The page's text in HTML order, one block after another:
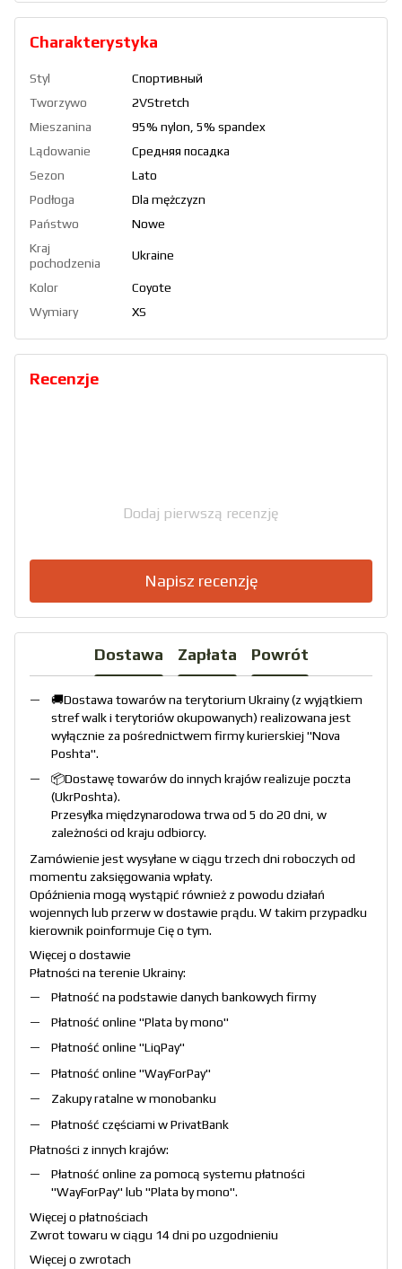
Charakterystyka
Styl
Спортивный
Tworzywo
2VStretch
Mieszanina
95% nylon, 5% spandex
Lądowanie
Средняя посадка
Sezon
Lato
Podłoga
Dla mężczyzn
Państwo
Nowe
Kraj
pochodzenia
Ukraine
Kolor
Coyote
Wymiary
XS
Recenzje
Dodaj pierwszą recenzję
Napisz recenzję
Dostawa Zapłata Powrót
🚚Dostawa towarów na terytorium Ukrainy (z wyjątkiem
stref walk i terytoriów okupowanych) realizowana jest
wyłącznie za pośrednictwem firmy kurierskiej "Nova
Poshta".
📦Dostawę towarów do innych krajów realizuje poczta
(UkrPoshta).
Przesyłka międzynarodowa trwa od 5 do 20 dni, w
zależności od kraju odbiorcy.
Zamówienie jest wysyłane w ciągu trzech dni roboczych od
momentu zaksięgowania wpłaty.
Opóźnienia mogą wystąpić również z powodu działań
wojennych lub przerw w dostawie prądu. W takim przypadku
kierownik poinformuje Cię o tym.
Więcej o dostawie
Płatności na terenie Ukrainy:
Płatność na podstawie danych bankowych firmy
Płatność online "Plata by mono"
Płatność online "LiqPay"
Płatność online "WayForPay"
Zakupy ratalne w monobanku
Płatność częściami w PrivatBank
Płatności z innych krajów:
Płatność online za pomocą systemu płatności
"WayForPay" lub "Plata by mono".
Więcej o płatnościach
Zwrot towaru w ciągu 14 dni po uzgodnieniu
Więcej o zwrotach